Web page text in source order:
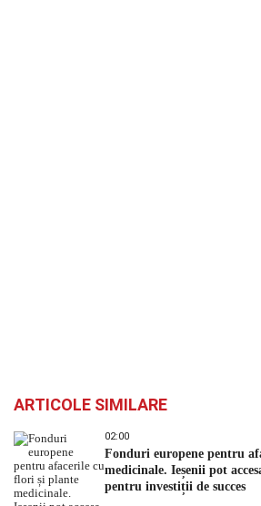
ARTICOLE SIMILARE
02:00
Fonduri europene pentru
medicinale. Ieșenii pot
pentru investiții de succes